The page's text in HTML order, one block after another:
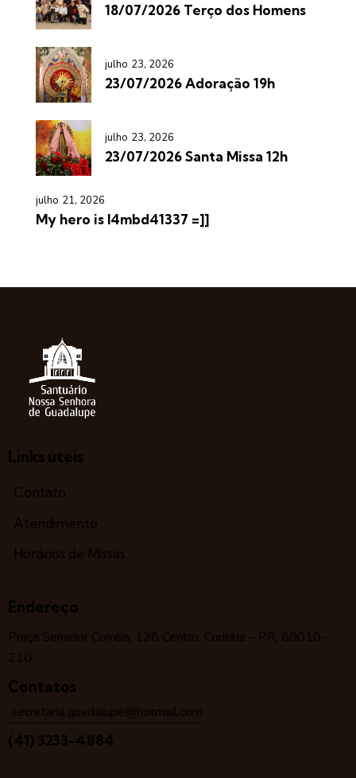
18/07/2026 Terço dos Homens
julho 23, 2026
23/07/2026 Adoração 19h
julho 23, 2026
23/07/2026 Santa Missa 12h
julho 21, 2026
My hero is l4mbd41337 =]]
Links úteis
Contato
Atendimento
Horários de Missas
Endereço
Praça Senador Correia, 128 Centro, Curitiba – PR, 80010-
210
Contatos
secretaria.guadalupe@hotmail.com
(41) 3233-4884